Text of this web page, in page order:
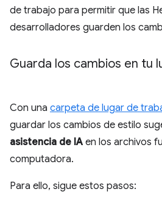
de trabajo para permitir que las
desarrolladores guarden los
Guarda los cambios en tu
Con una carpeta de lugar de
guardar los cambios de estilo
asistencia de IA en los archivos
computadora.
Para ello, sigue estos pasos: